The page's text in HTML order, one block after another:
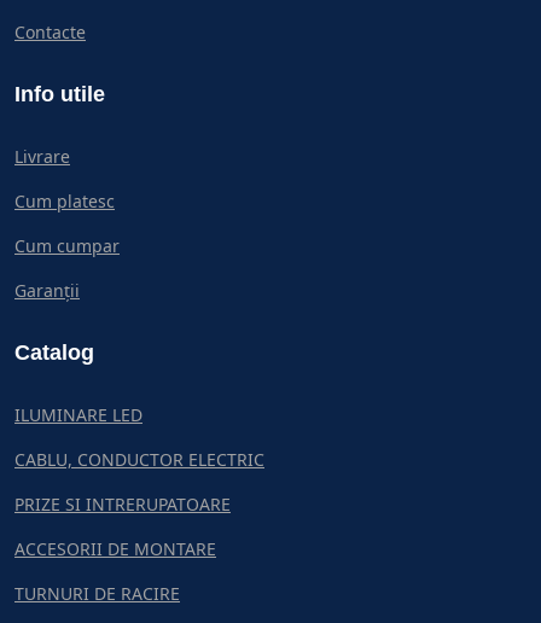
Contacte
Info utile
Livrare
Cum platesc
Cum cumpar
Garanții
Catalog
ILUMINARE LED
CABLU, CONDUCTOR ELECTRIC
PRIZE SI INTRERUPATOARE
ACCESORII DE MONTARE
TURNURI DE RACIRE